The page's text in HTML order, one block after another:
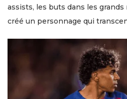
assists, les buts dans les
créé un personnage qui